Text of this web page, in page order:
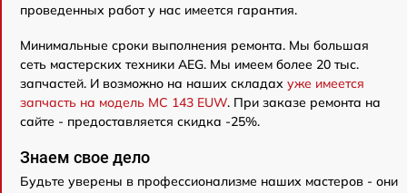
проведенных работ у нас имеется гарантия.
Минимальные сроки выполнения ремонта. Мы большая
сеть мастерских техники AEG. Мы имеем более 20 тыс.
запчастей. И возможно на наших складах уже имеется
запчасть на модель MC 143 EUW. При заказе ремонта на
сайте - предоставляется скидка -25%.
Знаем свое дело
Будьте уверены в профессионализме наших мастеров - они